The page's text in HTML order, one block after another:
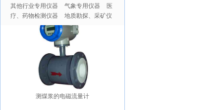
其他行业专用仪器 气象专用仪器
医
疗、药物检测仪器
地质勘探、采矿仪
测煤浆的电磁流量计